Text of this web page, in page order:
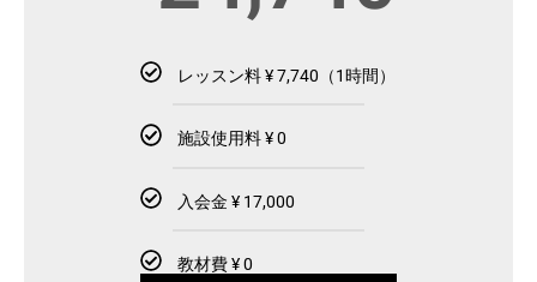
レッスン料 ¥ 7,740（1時間）
施設使用料 ¥ 0
入会金 ¥ 17,000
教材費 ¥ 0